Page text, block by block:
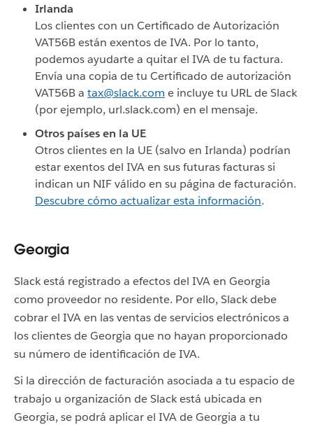
Irlanda
Los clientes con un Certificado de Autorización
VAT56B están exentos de IVA. Por lo tanto,
podemos ayudarte a quitar el IVA de tu factura.
Envía una copia de tu Certificado de autorización
VAT56B a tax@slack.com e incluye tu URL de Slack
(por ejemplo, url.slack.com) en el mensaje.
Otros países en la UE
Otros clientes en la UE (salvo en Irlanda) podrían
estar exentos del IVA en sus futuras facturas si
indican un NIF válido en su página de facturación.
Descubre cómo actualizar esta información.
Georgia
Slack está registrado a efectos del IVA en Georgia
como proveedor no residente. Por ello, Slack debe
cobrar el IVA en las ventas de servicios electrónicos a
los clientes de Georgia que no hayan proporcionado
su número de identificación de IVA.
Si la dirección de facturación asociada a tu espacio de
trabajo u organización de Slack está ubicada en
Georgia, se podrá aplicar el IVA de Georgia a tu